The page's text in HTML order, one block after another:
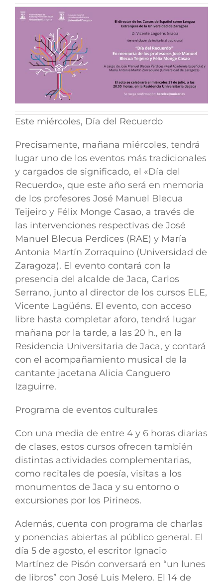
Este miércoles, Día del Recuerdo
Precisamente, mañana miércoles, tendrá
lugar uno de los eventos más tradicionales
y cargados de significado, el «Día del
Recuerdo», que este año será en memoria
de los profesores José Manuel Blecua
Teijeiro y Félix Monge Casao, a través de
las intervencionesrespectivas de José
Manuel Blecua Perdices (RAE) y María
Antonia Martín Zorraquino (Universidad de
Zaragoza). El evento contará con la
presencia del alcalde de Jaca, Carlos
Serrano, junto al director de los cursos ELE,
Vicente Lagüéns. El evento, con acceso
libre hasta completar aforo, tendrá lugar
mañana por la tarde, a las 20 h., en la
Residencia Universitaria de Jaca, y contará
con el acompañamiento musical de la
cantante jacetana Alicia Canguero
Izaguirre.
Programa de eventos culturales
Con una media de entre 4 y 6 horas diarias
de clases, estos cursos ofrecen también
distintas actividades complementarias,
como recitales de poesía, visitas a los
monumentos de Jaca y su entorno o
excursiones por los Pirineos.
Además, cuenta con programa de charlas
y ponencias abiertas al público general. El
día 5 de agosto, el escritor Ignacio
Martínez de Pisón conversará en “un lunes
de libros” con José Luis Melero. El 14 de